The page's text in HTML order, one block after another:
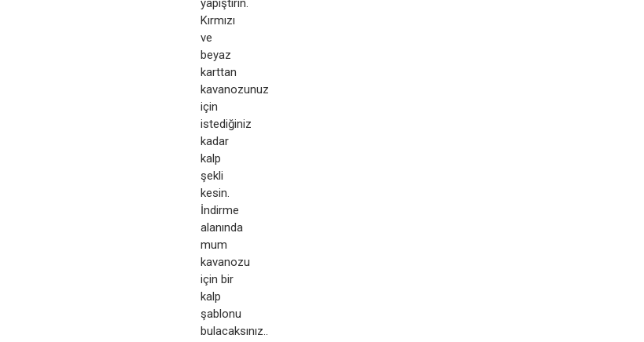
yapıştırın.
Kırmızı
ve
beyaz
karttan
kavanozunuz
için
istediğiniz
kadar
kalp
şekli
kesin.
İndirme
alanında
mum
kavanozu
için bir
kalp
şablonu
bulacaksınız..